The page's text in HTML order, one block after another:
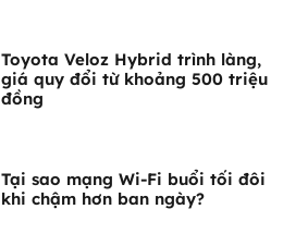
Toyota Veloz Hybrid trình làng,
giá quy đổi từ khoảng 500 triệu
đồng
Tại sao mạng Wi-Fi buổi tối đôi
khi chậm hơn ban ngày?